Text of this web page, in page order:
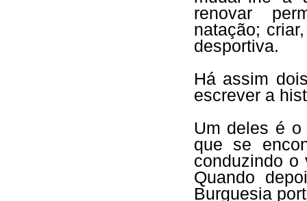
renovar
natação;
desportiva.
Há assim
escrever a
Um deles é
que se
conduzindo o
Quando
Burguesia